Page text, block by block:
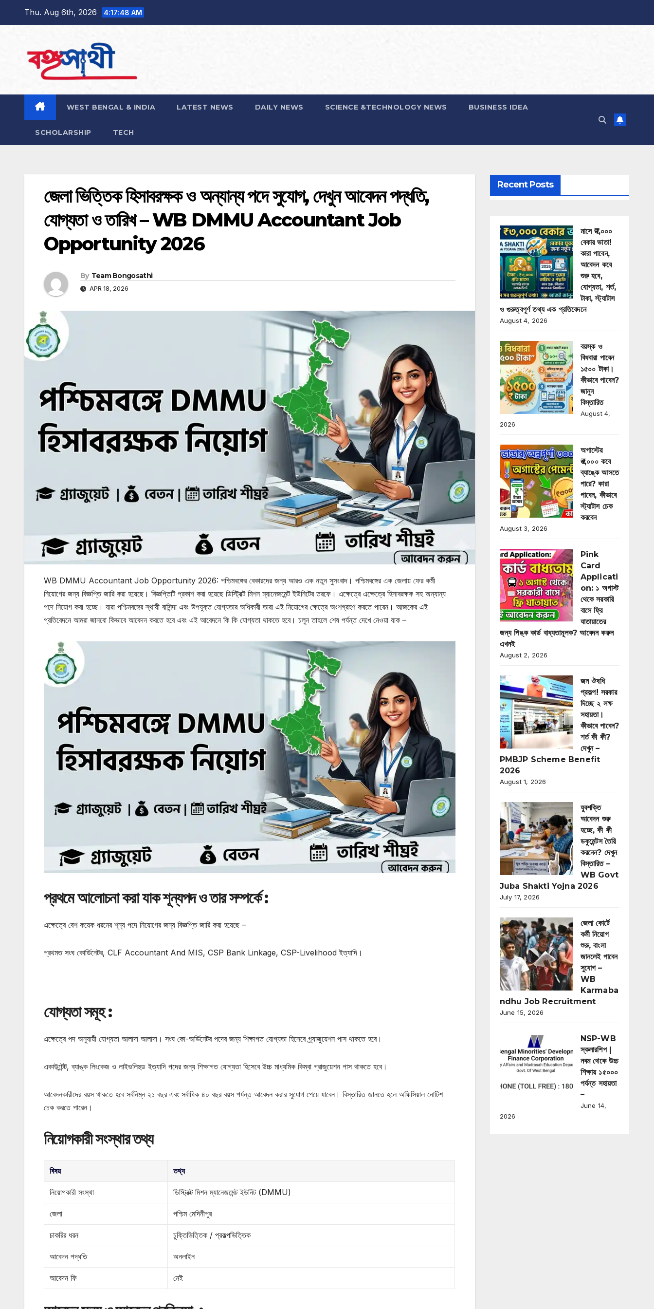
Thu. Aug 6th, 2026 4:17:50 AM
WEST BENGAL & INDIA LATEST NEWS DAILY NEWS SCIENCE &TECHNOLOGY NEWS BUSINESS IDEA
SCHOLARSHIP TECH
জেলা ভিত্তিক হিসাবরক্ষক ও অন্যান্য পদে সুযোগ, দেখুন আবেদন পদ্ধতি,
যোগ্যতা ও তারিখ – WB DMMU Accountant Job
Opportunity 2026
By Team Bongosathi
APR 18, 2026
WB DMMU Accountant Job Opportunity 2026: পশ্চিমবঙ্গের বেকারদের জন্য আরও এক নতুন সুসংবাদ। পশ্চিমবঙ্গের এক জেলায় ফের কর্মী
নিয়োগের জন্য বিজ্ঞপ্তি জারি করা হয়েছে। বিজ্ঞপ্তিটি প্রকাশ করা হয়েছে ডিস্ট্রিক্ট মিশন ম্যানেজমেন্ট ইউনিটের তরফে। এক্ষেত্রে এক্ষেত্রে হিসাবরক্ষক সহ অন্যান্য
পদে নিয়োগ করা হচ্ছে। যারা পশ্চিমবঙ্গের স্থায়ী বাসিন্দা এবং উপযুক্ত যোগ্যতার অধিকারী তারা এই নিয়োগের ক্ষেত্রে অংশগ্রহণ করতে পারেন। আজকের এই
প্রতিবেদনে আমরা জানবো কিভাবে আবেদন করতে হবে এবং এই আবেদনে কি কি যোগ্যতা থাকতে হবে। চলুন তাহলে শেষ পর্যন্ত দেখে নেওয়া যাক –
প্রথমে আলোচনা করা যাক শূন্যপদ ও তার সম্পর্কে :
এক্ষেত্রে বেশ কয়েক ধরনের শূন্য পদে নিয়োগের জন্য বিজ্ঞপ্তি জারি করা হয়েছে –
প্রথমত সংঘ কোর্ডিনেটর, CLF Accountant And MIS, CSP Bank Linkage, CSP-Livelihood ইত্যাদি।
যোগ্যতা সমূহ :
এক্ষেত্রে পদ অনুযায়ী যোগ্যতা আলাদা আলাদা। সংঘ কো-অর্ডিনেটর পদের জন্য শিক্ষাগত যোগ্যতা হিসেবে গ্র্যাজুয়েশন পাস থাকতে হবে।
একাউন্টেন্ট, ব্যাঙ্ক লিংকেজ ও লাইভলিহুড ইত্যাদি পদের জন্য শিক্ষাগত যোগ্যতা হিসেবে উচ্চ মাধ্যমিক কিম্বা গ্রাজুয়েশন পাস থাকতে হবে।
আবেদনকারীদের বয়স থাকতে হবে সর্বনিম্ন ২১ বছর এবং সর্বাধিক ৪০ বছর বয়স পর্যন্ত আবেদন করার সুযোগ পেয়ে যাবেন। বিস্তারিত জানতে হলে অফিসিয়াল নোটিশ
চেক করতে পারেন।
নিয়োগকারী সংস্থার তথ্য
বিষয় তথ্য
নিয়োগকারী সংস্থা ডিস্ট্রিক্ট মিশন ম্যানেজমেন্ট ইউনিট (DMMU)
জেলা পশ্চিম মেদিনীপুর
চাকরির ধরন চুক্তিভিত্তিক / প্রকল্পভিত্তিক
আবেদন পদ্ধতি অনলাইন
আবেদন ফি নেই
Recent Posts
মাসে ₹৩,০০০
বেকার ভাতা!
কারা পাবেন,
আবেদন কবে
শুরু হবে,
যোগ্যতা, শর্ত,
টাকা, স্ট্যাটাস
ও গুরুত্বপূর্ণ তথ্য এক প্রতিবেদনে
August 4, 2026
বয়স্ক ও
বিধবারা পাবেন
১৫০০ টাকা।
কীভাবে পাবেন?
জানুন
বিস্তারিত
August 4,
2026
অগাস্টের
₹৩,০০০ কবে
ব্যাঙ্কে আসতে
পারে? কারা
পাবেন, কীভাবে
স্ট্যাটাস চেক
করবেন
August 3, 2026
Pink
Card
Applicati
on: ১ অগাস্ট
থেকে সরকারি
বাসে ফ্রি
যাতায়াতের
জন্য পিঙ্ক কার্ড বাধ্যতামূলক? আবেদন করুন
এখনই
August 2, 2026
জন ঔষধি
প্রকল্প! সরকার
দিচ্ছে ২ লক্ষ
সহায়তা।
কীভাবে পাবেন?
শর্ত কী কী?
দেখুন –
PMBJP Scheme Benefit
2026
August 1, 2026
যুবশক্তি
আবেদন শুরু
হচ্ছে, কী কী
ডকুমেন্টস তৈরি
করনেন? দেখুন
বিস্তারিত –
WB Govt
Juba Shakti Yojna 2026
July 17, 2026
জেলা কোর্টে
কর্মী নিয়োগ
শুরু, বাংলা
জানলেই পাবেন
সুযোগ –
WB
Karmaba
ndhu Job Recruitment
June 15, 2026
NSP-WB
স্কলারশিপ |
নবম থেকে উচ্চ
শিক্ষায় ১৫০০০
পর্যন্ত সহায়তা
–
June 14,
2026